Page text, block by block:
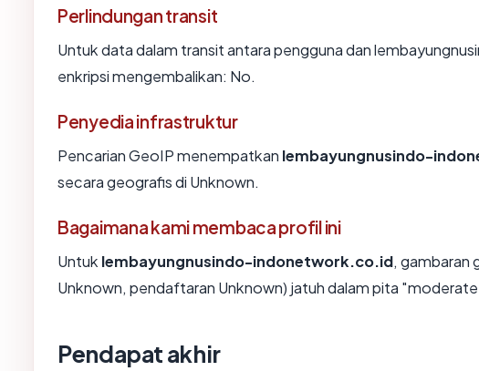
Perlindungan transit
Untuk data dalam transit antara pengguna dan
enkripsi mengembalikan: No.
Penyedia infrastruktur
Pencarian GeoIP menempatkan lembayungnusindo-
secara geografis di Unknown.
Bagaimana kami membaca profil ini
Untuk lembayungnusindo-indonetwork.co.id, gambaran
Unknown, pendaftaran Unknown) jatuh dalam pita
Pendapat akhir